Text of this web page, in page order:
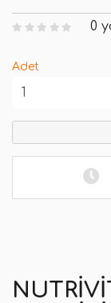
0
Adet